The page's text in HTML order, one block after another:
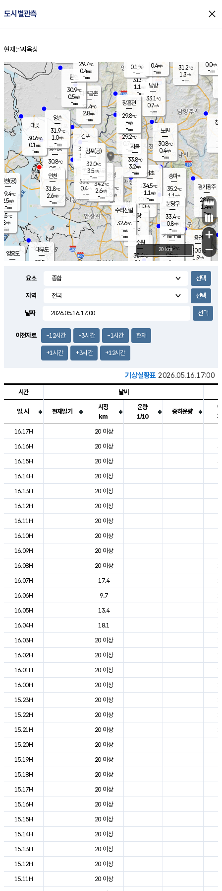
도시별관측 close
홈
현재날씨 육상
의도
℃
m/s
mm
영흥도
양주
31.5℃
1.1
-mm
과천
30.8℃
1.0m/s
- mm
용인
30.5℃
1.9m/s
경기광주
28.6℃
1.4m/s
-mm
1.4m/s
대부도
28.5
경서동
30.8℃
0.5 m/s
-mm
파주금촌
31.4℃
2.8m/s
-mm
31.2℃
1.3m/s
-mm
대곶
30.6℃
0.1 m/s
-mm
창
-
-m/
-
탄현
30.9℃
0.5m/s
-mm
0.0m/s
-mm
의왕
- ℃
m/s
mm
김포
31.8℃
1.3 m/s
mm
광명
34.2 ℃
1.8 m/s
-mm
부천
33.2℃
0.4m/s
-mm
양촌
31.9℃
1.0m/s
-mm
구로
34.2℃
2.6m/s
-mm
은평
29.2℃
0.7 m/s
- mm
노원
30.8℃
0.4m/s
-mm
송파*
35.2℃
1.1 m/s
-mm
서초
34.5℃
1.1 m/s
-mm
남방
33.1℃
0.7m/s
-mm
기흥구갈
31.9℃
0.5m/s
-
수리산길
32.6℃
-m/s
-mm
분당구
33.4℃
0.8m/s
-mm
장흥면
29.8℃
-m/s
-mm
0.1 m/s
-mm
인천(공)
29.4℃
2.5m/s
-mm
김포(공)
32.0℃
3.5m/s
-mm
수원
32.4℃
2.1 m/s
인천
31.8℃
2.6m/s
-mm
서울
33.8℃
3.2m/s
-mm
29.7℃
0.4m/s
-mm
0.4m/s
-mm
+
−
20 km
요소
지역
날짜
이전자료 -12시간 -3시간 -1시간 현재
+1시간 +3시간 +12시간
기상실황표 2026.05.16.17:00
도시별 기상실황표로 지점, 날씨, 기온, 강수, 바람, 기압등을 안내한 표입
시간 날씨
일.시 현재일기
시정
km
운량
1/10
중하운량
16.17H
20 이상
16.16H
20 이상
16.15H
20 이상
16.14H
20 이상
16.13H
20 이상
16.12H
20 이상
16.11H
20 이상
16.10H
20 이상
16.09H
20 이상
16.08H
20 이상
16.07H
17.4
16.06H
9.7
16.05H
13.4
16.04H
18.1
16.03H
20 이상
16.02H
20 이상
16.01H
20 이상
16.00H
20 이상
15.23H
20 이상
15.22H
20 이상
15.21H
20 이상
15.20H
20 이상
15.19H
20 이상
15.18H
20 이상
15.17H
20 이상
15.16H
20 이상
15.15H
20 이상
15.14H
20 이상
15.13H
20 이상
15.12H
20 이상
15.11H
20 이상